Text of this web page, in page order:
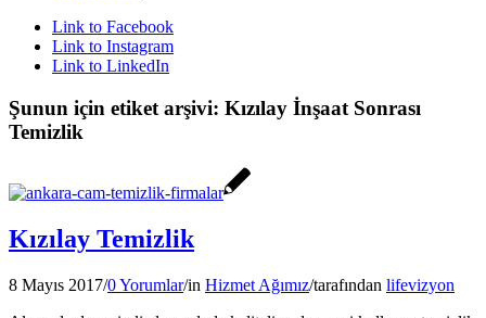
Link to Facebook
Link to Instagram
Link to LinkedIn
Şunun için etiket arşivi: Kızılay İnşaat Sonrası
Temizlik
Kızılay Temizlik
8 Mayıs 2017/0 Yorumlar/in Hizmet Ağımız/tarafından lifevizyon